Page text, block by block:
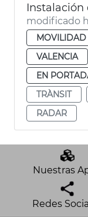
Instalación
modificado
MOVILIDAD
VALENCIA
EN
TRÀNSIT
RADAR
Nuestras
Redes